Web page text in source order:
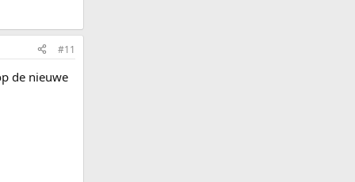
#11
de nieuwe